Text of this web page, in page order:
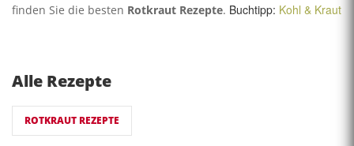
finden Sie die besten Rotkraut Rezepte. Buchtipp: Kohl & Kraut
Alle Rezepte
ROTKRAUT REZEPTE